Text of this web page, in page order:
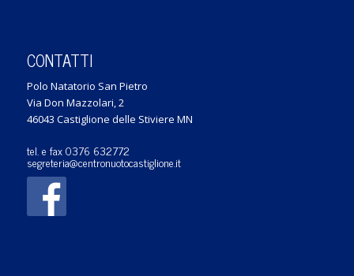
CONTATTI
Polo Natatorio San Pietro
Via Don Mazzolari, 2
46043 Castiglione delle Stiviere MN
tel. e fax 0376 632772
segreteria@centronuotocastiglione.it